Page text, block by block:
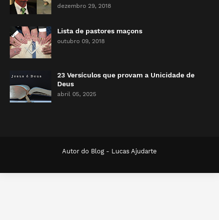
dezembro 29, 2018
Lista de pastores maçons
outubro 09, 2018
23 Versículos que provam a Unicidade de
Deus
abril 05, 2025
Autor do Blog - Lucas Ajudarte